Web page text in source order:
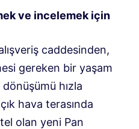
ve incelemek için
caddesinden,
gereken bir yaşam
hızla
hava terasında
olan yeni Pan